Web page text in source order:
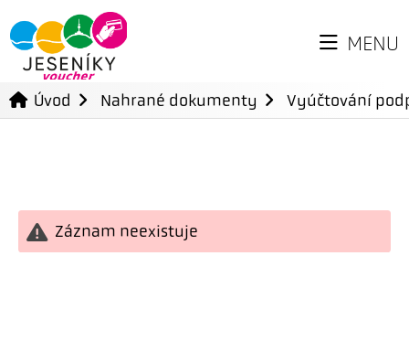
MENU
Úvod Nahrané dokumenty Vyúčtování
Záznam neexistuje